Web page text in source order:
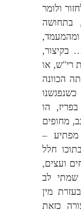
ולומר
בתחושה
בקיצור,
רי"ש, או
הכוונה
הו
מחופים
–
חלל
ועצים,
שמתי לב
מין
כזאת